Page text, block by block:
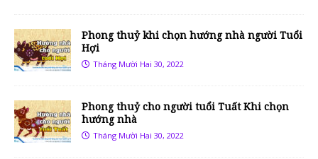
Phong thuỷ khi chọn hướng nhà người Tuổi
Hợi
Tháng Mười Hai 30, 2022
Phong thuỷ cho người tuổi Tuất Khi chọn
hướng nhà
Tháng Mười Hai 30, 2022